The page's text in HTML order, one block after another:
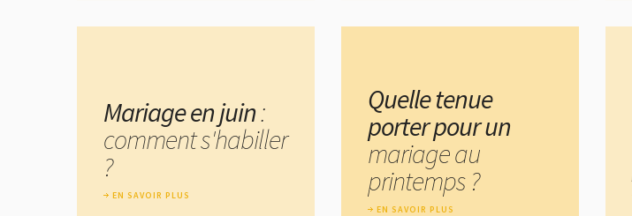
Mariage en juin:
comment s'habiller
?
EN SAVOIR PLUS
Quelle tenue
porter pour un
mariage au
printemps ?
EN SAVOIR PLUS